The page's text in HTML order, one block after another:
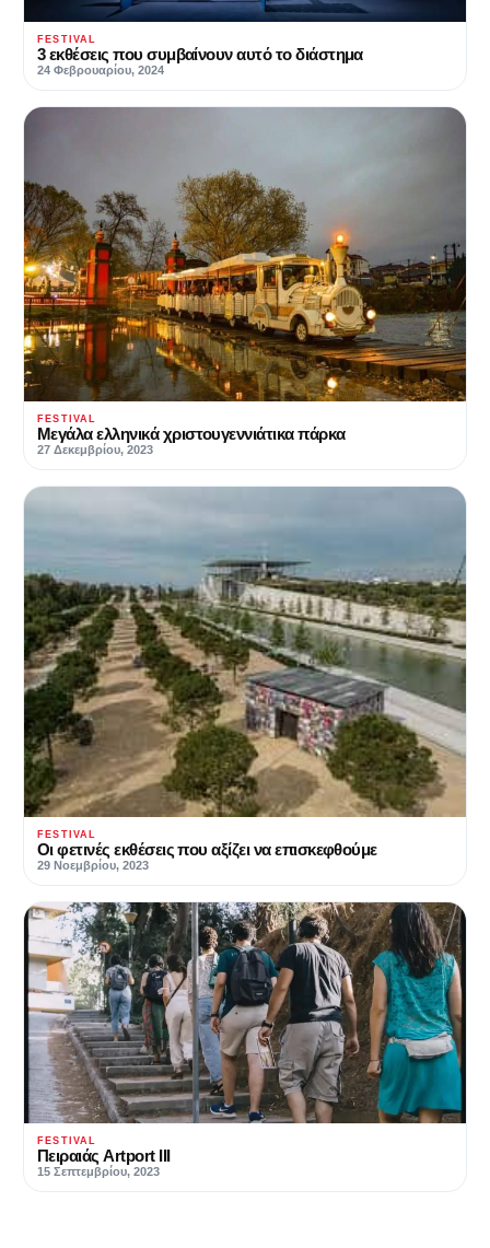
FESTIVAL
3 εκθέσεις που συμβαίνουν αυτό το διάστημα
24 Φεβρουαρίου, 2024
FESTIVAL
Μεγάλα ελληνικά χριστουγεννιάτικα πάρκα
27 Δεκεμβρίου, 2023
FESTIVAL
Οι φετινές εκθέσεις που αξίζει να επισκεφθούμε
29 Νοεμβρίου, 2023
FESTIVAL
Πειραιάς Artport ΙΙΙ
15 Σεπτεμβρίου, 2023